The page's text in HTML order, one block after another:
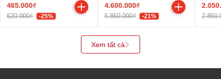
465.000₫
620.000₫ -25%
4.600.000₫
5.850.000₫ -21%
Xem tất cả